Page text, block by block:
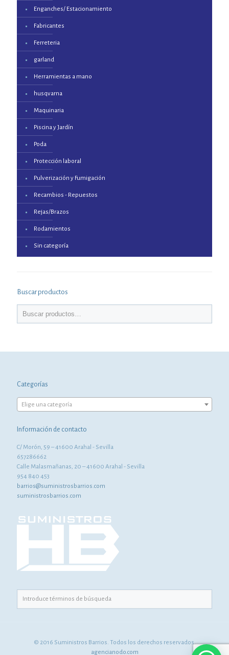
Enganches/ Estacionamiento
Fabricantes
Ferreteria
garland
Herramientas a mano
husqvarna
Maquinaria
Piscina y Jardín
Poda
Protección laboral
Pulverización y Fumigación
Recambios - Repuestos
Rejas/Brazos
Rodamientos
Sin categoría
Buscar productos
Categorías
Elige una categoría
Información de contacto
C/ Morón, 59 – 41600 Arahal - Sevilla
657286662
Calle Malasmañanas, 20 – 41600 Arahal - Sevilla
954 840 453
barrios@suministrosbarrios.com
suministrosbarrios.com
© 2016 Suministros Barrios. Todos los derechos reservados.
agencianodo.com